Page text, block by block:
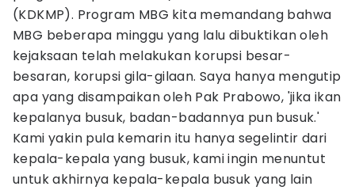
(KDKMP). Program MBG kita memandang bahwa
MBG beberapa minggu yang lalu dibuktikan oleh
kejaksaan telah melakukan korupsi besar-
besaran, korupsi gila-gilaan. Saya hanya mengutip
apa yang disampaikan oleh Pak Prabowo, 'jika ikan
kepalanya busuk, badan-badannya pun busuk.'
Kami yakin pula kemarin itu hanya segelintir dari
kepala-kepala yang busuk, kami ingin menuntut
untuk akhirnya kepala-kepala busuk yang lain